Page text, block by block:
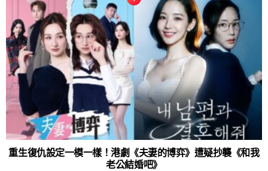
重生復仇設定一模一樣！港劇《夫妻的博弈》遭疑抄襲《和我
老公結婚吧》